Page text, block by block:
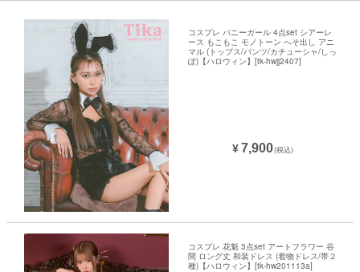
コスプレ バニーガール 4点set シアーレ
ース もこもこ モノトーン へそ出し アニ
マル (トップス/パンツ/カチューシャ/しっ
ぽ)【ハロウィン】[tk-hwjj2407]
¥ 7,900(税込)
コスプレ 花魁 3点set アートフラワー 谷
間 ロング丈 和装ドレス (着物ドレス/帯２
種)【ハロウィン】[tk-hw201113a]